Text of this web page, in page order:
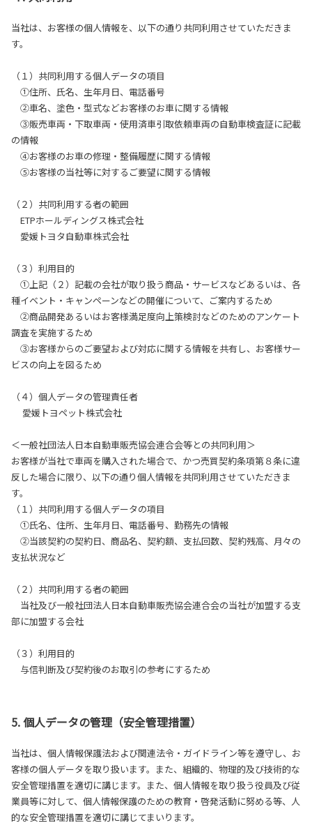
当社は、お客様の個人情報を、以下の通り共同利用させていただきま
す。
（１）共同利用する個人データの項目
①住所、氏名、生年月日、電話番号
②車名、塗色・型式などお客様のお車に関する情報
③販売車両・下取車両・使用済車引取依頼車両の自動車検査証に記載
の情報
④お客様のお車の修理・整備履歴に関する情報
⑤お客様の当社等に対するご要望に関する情報
（２）共同利用する者の範囲
ETPホールディングス株式会社
愛媛トヨタ自動車株式会社
（３）利用目的
①上記（２）記載の会社が取り扱う商品・サービスなどあるいは、各
種イベント・キャンペーンなどの開催について、ご案内するため
②商品開発あるいはお客様満足度向上策検討などのためのアンケート
調査を実施するため
③お客様からのご要望および対応に関する情報を共有し、お客様サー
ビスの向上を図るため
（４）個人データの管理責任者
愛媛トヨペット株式会社
＜一般社団法人日本自動車販売協会連合会等との共同利用＞
お客様が当社で車両を購入された場合で、かつ売買契約条項第８条に違
反した場合に限り、以下の通り個人情報を共同利用させていただきま
す。
（１）共同利用する個人データの項目
①氏名、住所、生年月日、電話番号、勤務先の情報
②当該契約の契約日、商品名、契約額、支払回数、契約残高、月々の
支払状況など
（２）共同利用する者の範囲
当社及び一般社団法人日本自動車販売協会連合会の当社が加盟する支
部に加盟する会社
（３）利用目的
与信判断及び契約後のお取引の参考にするため
5. 個人データの管理（安全管理措置）
当社は、個人情報保護法および関連法令・ガイドライン等を遵守し、お
客様の個人データを取り扱います。また、組織的、物理的及び技術的な
安全管理措置を適切に講じます。また、個人情報を取り扱う役員及び従
業員等に対して、個人情報保護のための教育・啓発活動に努める等、人
的な安全管理措置を適切に講じてまいります。